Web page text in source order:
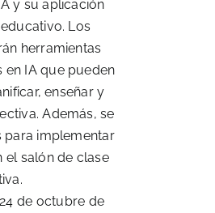
y su aplicación
Los
herramientas
en IA que pueden
enseñar y
Además, se
para implementar
el salón de clase
de octubre de